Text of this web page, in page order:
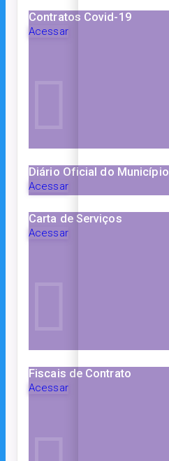
Contratos Covid-19
Acessar
Diário Oficial do Município
Acessar
Carta de Serviços
Acessar
Fiscais de Contrato
Acessar